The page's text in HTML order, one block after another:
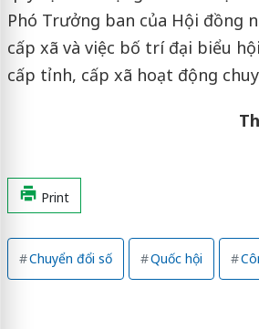
Phó Trưởng ban của Hội đồng
cấp xã và việc bố trí đại biểu
cấp tỉnh, cấp xã hoạt động
Print
Chuyển đổi số Quốc hội